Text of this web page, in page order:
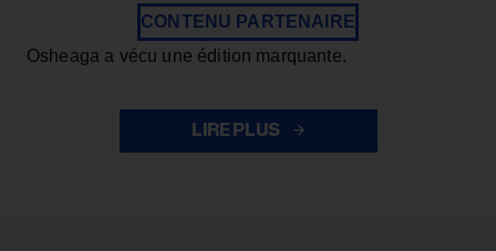
CONTENU PARTENAIRE
Osheaga a vécu une édition marquante.
LIRE PLUS